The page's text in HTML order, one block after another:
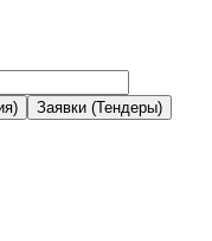
Заявки (Тендеры)